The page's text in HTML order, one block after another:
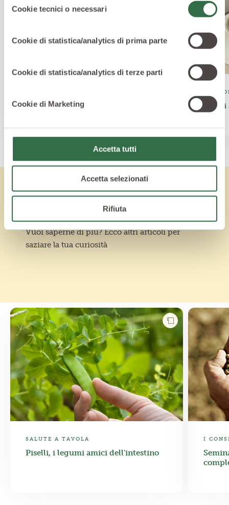
specifiche per i servizi forniti tramite il Sito Web.
delCookie tecnici o necessari
Cookie di statistica/analytics di prima parte
Cookie di statistica/analytics di terze parti
Cookie di Marketing
Accetta tutti
Accetta selezionati
Rifiuta
Tortino di patate e piselli al curry
Lo sapevi che
Vuoi saperne di più? Ecco altri articoli per
saziare la tua curiosità
SALUTE A TAVOLA
Piselli, i legumi amici dell'intestino
I